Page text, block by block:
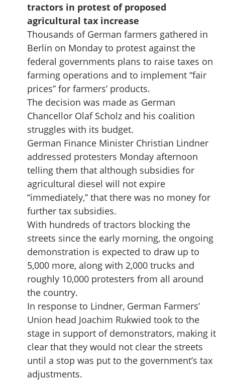
tractors in protest of proposed
agricultural tax increase
Thousands of German farmers gathered in
Berlin on Monday to protest against the
federal governments plans to raise taxes on
farming operations and to implement “fair
prices” for farmers’ products.
The decision was made as German
Chancellor Olaf Scholz and his coalition
struggles with its budget.
German Finance Minister Christian Lindner
addressed protesters Monday afternoon
telling them that although subsidies for
agricultural diesel will not expire
“immediately,” that there was no money for
further tax subsidies.
With hundreds of tractors blocking the
streets since the early morning, the ongoing
demonstration is expected to draw up to
5,000 more, along with 2,000 trucks and
roughly 10,000 protesters from all around
the country.
In response to Lindner, German Farmers’
Union head Joachim Rukwied took to the
stage in support of demonstrators, making it
clear that they would not clear the streets
until a stop was put to the government’s tax
adjustments.